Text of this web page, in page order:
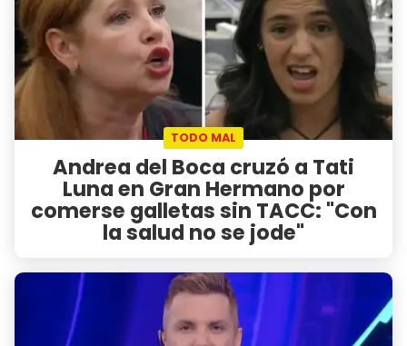
TODO MAL
Andrea del Boca cruzó a Tati
Luna en Gran Hermano por
comerse galletas sin TACC: "Con
la salud no se jode"